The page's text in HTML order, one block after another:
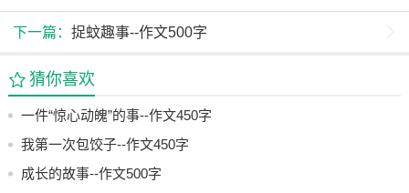
下一篇： 捉蚊趣事--作文500字
猜你喜欢
一件“惊心动魄”的事--作文450字
我第一次包饺子--作文450字
成长的故事--作文500字